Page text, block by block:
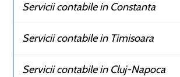
Servicii contabile in Constanta
Servicii contabile in Timisoara
Servicii contabile in Cluj-Napoca